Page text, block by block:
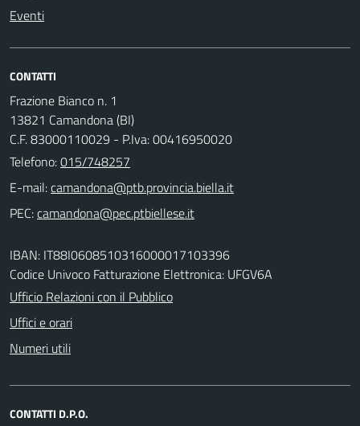
Eventi
CONTATTI
Frazione Bianco n. 1
13821 Camandona (BI)
C.F. 83000110029 - P.Iva: 00416950020
Telefono:015/748257
E-mail:
PEC:
IBAN: IT88I0608510316000017103396
Codice Univoco Fatturazione Elettronica: UFGV6A
Ufficio Relazioni con il Pubblico
Uffici e orari
Numeri utili
CONTATTI D.P.O.